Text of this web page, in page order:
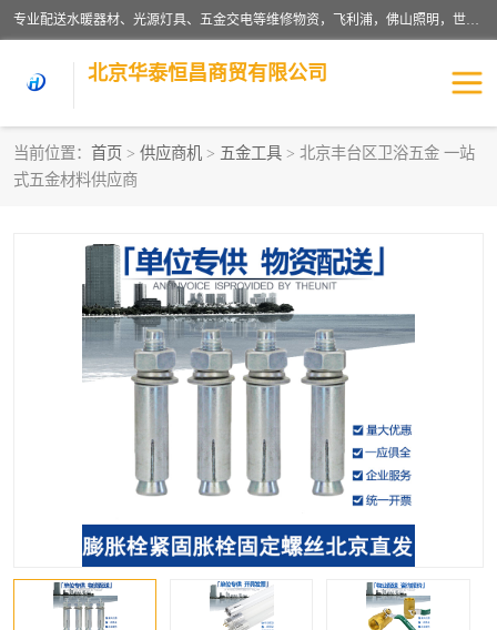
专业配送水暖器材、光源灯具、五金交电等维修物资，飞利浦，佛山照明，世达，博世，九牧，特陶等各产品涉及国内外知名品牌。公司专注与物业、学校、酒店、工厂等单位合作，提供一站式配送服务，降低客户综合成本。依托电子商务改变传统模式，以专业的团队为客户提供24H物资配送到达，货到月结、统一开票，便捷退换等服务，提高了企业的运营效率。
北京华泰恒昌商贸有限公司
当前位置： 首页 > 供应商机 > 五金工具 > 北京丰台区卫浴五金 一站
式五金材料供应商
水暖阀门
五金工具 涂料辅材